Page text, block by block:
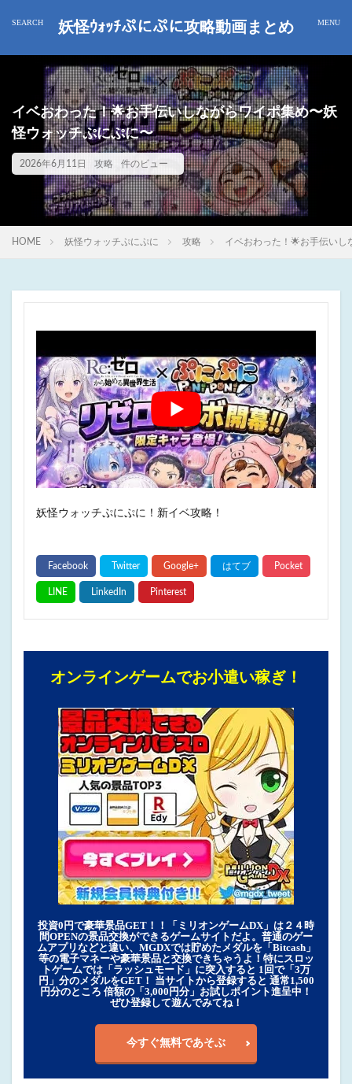
妖怪ｳｫｯﾁぷにぷに攻略動画まとめ
イベおわった！🌟お手伝いしながらワイポ集め〜妖
怪ウォッチぷにぷに〜
2026年6月11日 攻略 件のビュー
HOME 妖怪ウォッチぷにぷに 攻略 イベおわった！🌟お手伝いし
妖怪ウォッチぷにぷに！新イベ攻略！
オンラインゲームでお小遣い稼ぎ！
投資0円で豪華景品GET！！「ミリオンゲームDX」は２４時
間OPENの景品交換ができるゲームサイトだよ。普通のゲー
ムアプリなどと違い、MGDXでは貯めたメダルを「Bitcash」
等の電子マネーや豪華景品と交換できちゃうよ！特にスロッ
トゲームでは「ラッシュモード」に突入すると 1回で「3万
円」分のメダルをGET！ 当サイトから登録すると 通常1,500
円分のところ 倍額の「3,000円分」お試しポイント進呈中！
ぜひ登録して遊んでみてね！
今すぐ無料であそぶ